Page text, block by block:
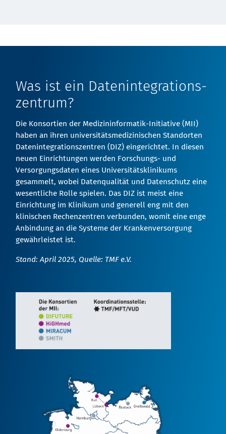
Was ist ein Daten­integrations­
zentrum?
Die Konsortien der Medizininformatik-Initiative (MII)
haben an ihren universitätsmedizinischen Standorten
Datenintegrationszentren (DIZ) eingerichtet. In diesen
neuen Einrichtungen werden Forschungs- und
Versorgungsdaten eines Universitätsklinikums
gesammelt, wobei Datenqualität und Datenschutz eine
wesentliche Rolle spielen. Das DIZ ist meist eine
Einrichtung im Klinikum und generell eng mit den
klinischen Rechenzentren verbunden, womit eine enge
Anbindung an die Systeme der Krankenversorgung
gewährleistet ist.
Stand: April 2025, Quelle: TMF e.V.